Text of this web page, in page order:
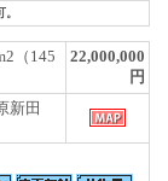
（145
22,000,000
円
新田